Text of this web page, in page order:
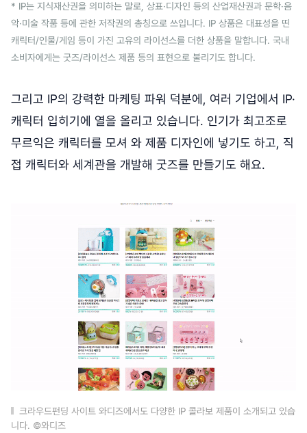
* IP는 지식재산권을 의미하는 말로, 상표·디자인 등의 산업재산권과 문학·음
악·미술 작품 등에 관한 저작권의 총칭으로 쓰입니다. IP 상품은 대표성을 띤
캐릭터/인물/게임 등이 가진 고유의 라이선스를 더한 상품을 말합니다. 국내
소비자에게는 굿즈/라이선스 제품 등의 표현으로 불리기도 합니다.
그리고 IP의 강력한 마케팅 파워 덕분에, 여러 기업에서 IP·
캐릭터 입히기에 열을 올리고 있습니다. 인기가 최고조로
무르익은 캐릭터를 모셔 와 제품 디자인에 넣기도 하고, 직
접 캐릭터와 세계관을 개발해 굿즈를 만들기도 해요.
크라우드펀딩 사이트 와디즈에서도 다양한 IP 콜라보 제품이 소개되고 있습
니다. ©와디즈